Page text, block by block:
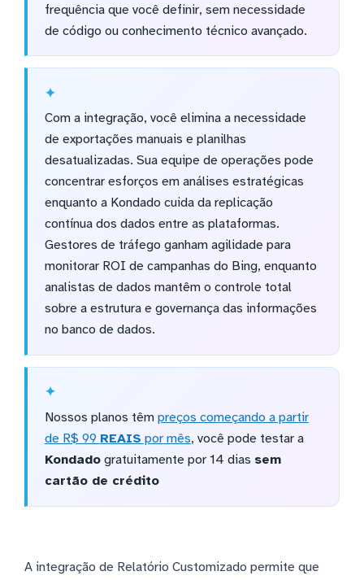
frequência que você definir, sem necessidade
de código ou conhecimento técnico avançado.
Com a integração, você elimina a necessidade
de exportações manuais e planilhas
desatualizadas. Sua equipe de operações pode
concentrar esforços em análises estratégicas
enquanto a Kondado cuida da replicação
contínua dos dados entre as plataformas.
Gestores de tráfego ganham agilidade para
monitorar ROI de campanhas do Bing, enquanto
analistas de dados mantêm o controle total
sobre a estrutura e governança das informações
no banco de dados.
Nossos planos têm preços começando a partir
de R$ 99 REAIS por mês, você pode testar a
Kondadogratuitamente por 14 dias sem
cartão de crédito
A integração de Relatório Customizado permite que